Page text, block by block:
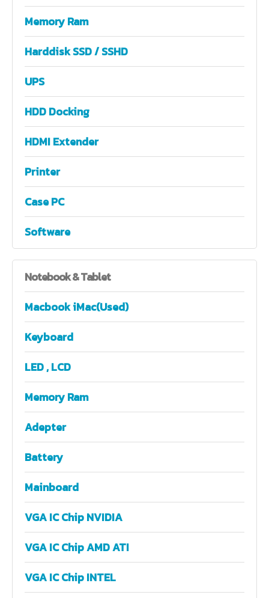
Memory Ram
Harddisk SSD / SSHD
UPS
HDD Docking
HDMI Extender
Printer
Case PC
Software
Notebook& Tablet
Macbook iMac(Used)
Keyboard
LED , LCD
Memory Ram
Adepter
Battery
Mainboard
VGA IC Chip NVIDIA
VGA IC Chip AMD ATI
VGA IC Chip INTEL